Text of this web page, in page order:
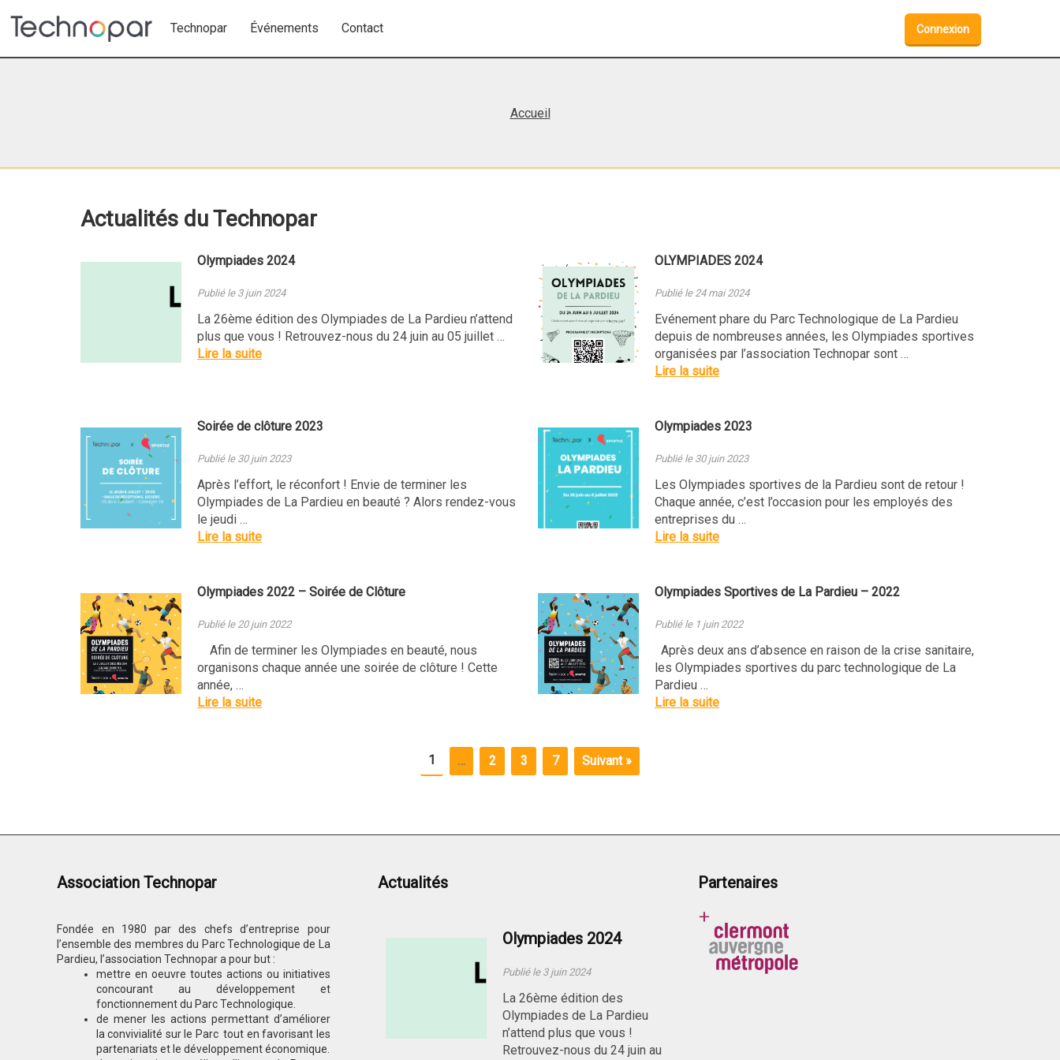
Technopar Événements Contact Connexion
Accueil
Actualités du Technopar
Olympiades 2024
Publié le 3 juin 2024
La 26ème édition des Olympiades de La Pardieu n’attend
plus que vous ! Retrouvez-nous du 24 juin au 05 juillet …
Lire la suite
OLYMPIADES 2024
Publié le 24 mai 2024
Evénement phare du Parc Technologique de La Pardieu
depuis de nombreuses années, les Olympiades sportives
organisées par l’association Technopar sont …
Lire la suite
Soirée de clôture 2023
Publié le 30 juin 2023
Après l’effort, le réconfort ! Envie de terminer les
Olympiades de La Pardieu en beauté ? Alors rendez-vous
le jeudi …
Lire la suite
Olympiades 2023
Publié le 30 juin 2023
Les Olympiades sportives de la Pardieu sont de retour !
Chaque année, c’est l’occasion pour les employés des
entreprises du …
Lire la suite
Olympiades 2022 – Soirée de Clôture
Publié le 20 juin 2022
Afin de terminer les Olympiades en beauté, nous
organisons chaque année une soirée de clôture ! Cette
année, …
Lire la suite
Olympiades Sportives de La Pardieu – 2022
Publié le 1 juin 2022
Après deux ans d’absence en raison de la crise sanitaire,
les Olympiades sportives du parc technologique de La
Pardieu …
Lire la suite
1 2 3
… 7 Suivant »
Association Technopar
Fondée en 1980 par des chefs d’entreprise pour
l’ensemble des membres du Parc Technologique de La
Pardieu, l’association Technopar a pour but :
mettre en oeuvre toutes actions ou initiatives
concourant au développement et
fonctionnement du Parc Technologique.
de mener les actions permettant d’améliorer
la convivialité sur le Parc tout en favorisant les
partenariats et le développement économique.
Actualités
Olympiades 2024
Publié le 3 juin 2024
La 26ème édition des
Olympiades de La Pardieu
n’attend plus que vous !
Retrouvez-nous du 24 juin au
Partenaires